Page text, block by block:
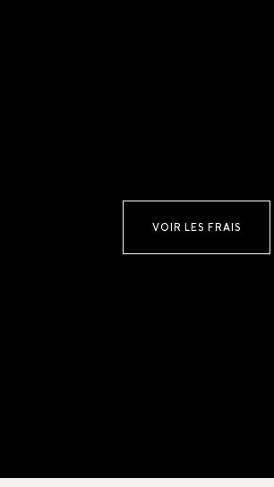
VOIR LES FRAIS